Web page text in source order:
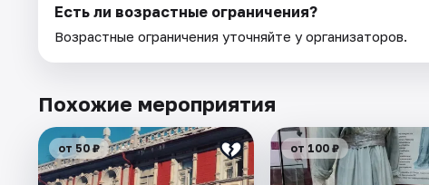
Есть ли возрастные ограничения?
Возрастные ограничения уточняйте у организаторов.
Похожие мероприятия
от 50 ₽ от 100 ₽